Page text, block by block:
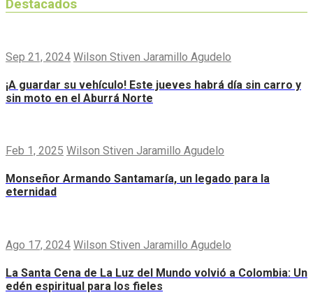
Destacados
Sep 21, 2024 Wilson Stiven Jaramillo Agudelo
¡A guardar su vehículo! Este jueves habrá día sin carro y
sin moto en el Aburrá Norte
Feb 1, 2025 Wilson Stiven Jaramillo Agudelo
Monseñor Armando Santamaría, un legado para la
eternidad
Ago 17, 2024 Wilson Stiven Jaramillo Agudelo
La Santa Cena de La Luz del Mundo volvió a Colombia: Un
edén espiritual para los fieles